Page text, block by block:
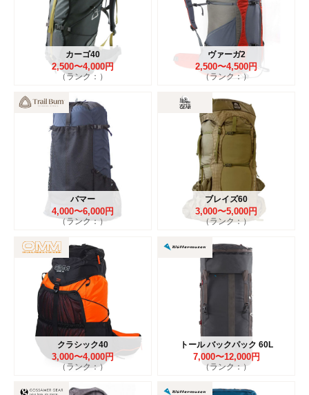
カーゴ40
2,500〜4,000円
（ランク：）
ヴァーガ2
2,500〜4,500円
（ランク：）
バマー
4,000〜6,000円
（ランク：）
ブレイズ60
3,000〜5,000円
（ランク：）
クラシック40
3,000〜4,000円
（ランク：）
トール バックパック 60L
7,000〜12,000円
（ランク：）